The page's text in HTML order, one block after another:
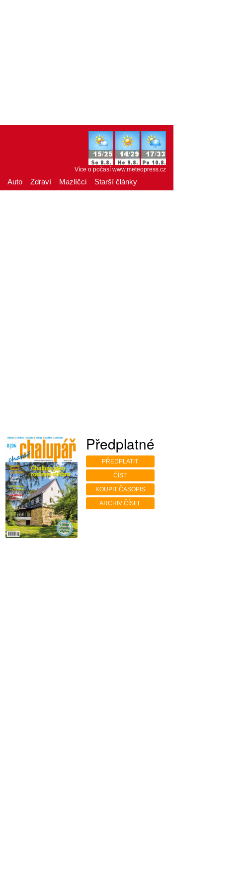
Více o počasí www.meteopress.cz
Auto Zdraví Mazlíčci Starší články
Předplatné
PŘEDPLATIT
ČÍST
KOUPIT ČASOPIS
ARCHIV ČÍSEL